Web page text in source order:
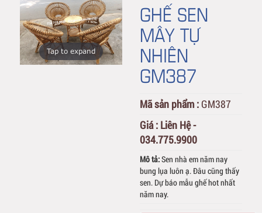
Tap to expand
GHẾ SEN
MÂY TỰ
NHIÊN
GM387
Mã sản phẩm : GM387
Giá : Liên Hệ -
034.775.9900
Mô tả:Sen nhà em năm nay
bung lụa luôn ạ. Đâu cũng thấy
sen. Dự báo mẫu ghế hot nhất
năm nay.